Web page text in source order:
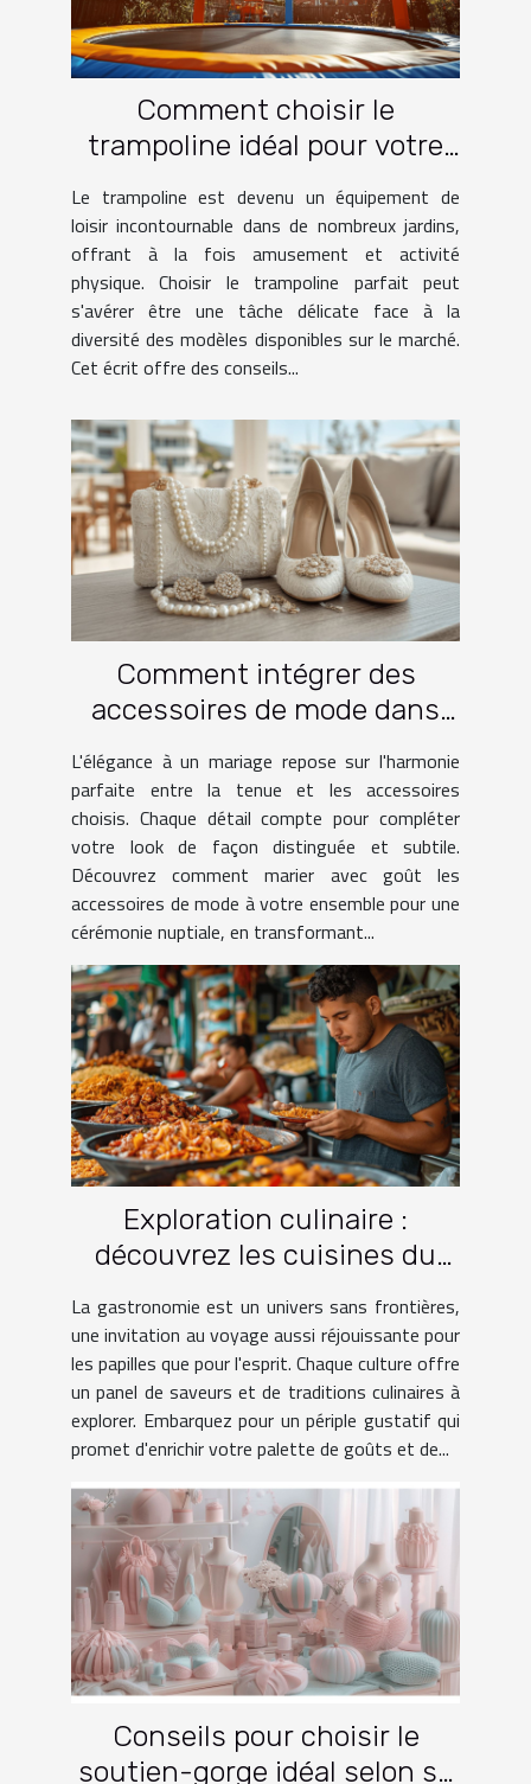
Comment choisir le
trampoline idéal pour votre
Le trampoline est devenu un équipement de
loisir incontournable dans de nombreux jardins,
offrant à la fois amusement et activité
physique. Choisir le trampoline parfait peut
s'avérer être une tâche délicate face à la
diversité des modèles disponibles sur le marché.
Cet écrit offre des conseils...
Comment intégrer des
accessoires de mode dans
une tenue de mariage
L'élégance à un mariage repose sur l'harmonie
parfaite entre la tenue et les accessoires
choisis. Chaque détail compte pour compléter
votre look de façon distinguée et subtile.
Découvrez comment marier avec goût les
accessoires de mode à votre ensemble pour une
cérémonie nuptiale, en transformant...
Exploration culinaire :
découvrez les cuisines du
monde à travers le voyage
La gastronomie est un univers sans frontières,
une invitation au voyage aussi réjouissante pour
les papilles que pour l'esprit. Chaque culture offre
un panel de saveurs et de traditions culinaires à
explorer. Embarquez pour un périple gustatif qui
promet d'enrichir votre palette de goûts et de...
Conseils pour choisir le
soutien-gorge idéal selon sa